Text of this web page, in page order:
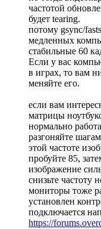
частотой
будет tearing.
потому gsync/
медленных
стабильные 60
Если у вас
в играх, то вам
меняйте его.
если вам
матрицы
нормально
разгоняйте
этой частоте
пробуйте 85,
изображение
снизьте частоту
мониторы тоже
установлен
подключается
https://